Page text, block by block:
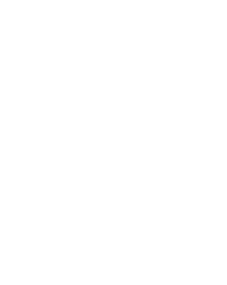
亲消失前的
；一人心怀迷茫，于旅途中误入这片山林。在
与童年时因一场意外落下身体残缺的少年顾